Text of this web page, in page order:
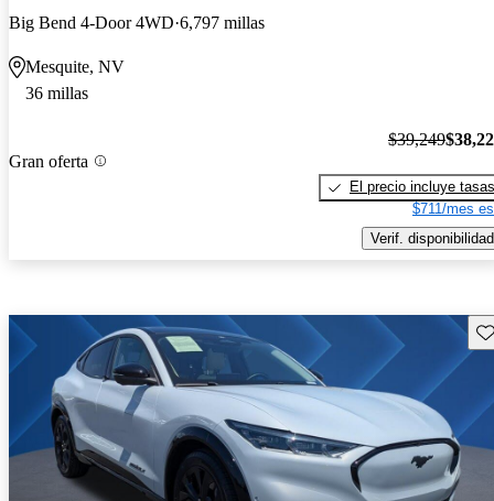
Big Bend 4-Door 4WD 6,797 millas
Mesquite, NV
36 millas
Gran oferta
$39,249
El precio incluye tasas
$711/mes
Verif. disponibilidad